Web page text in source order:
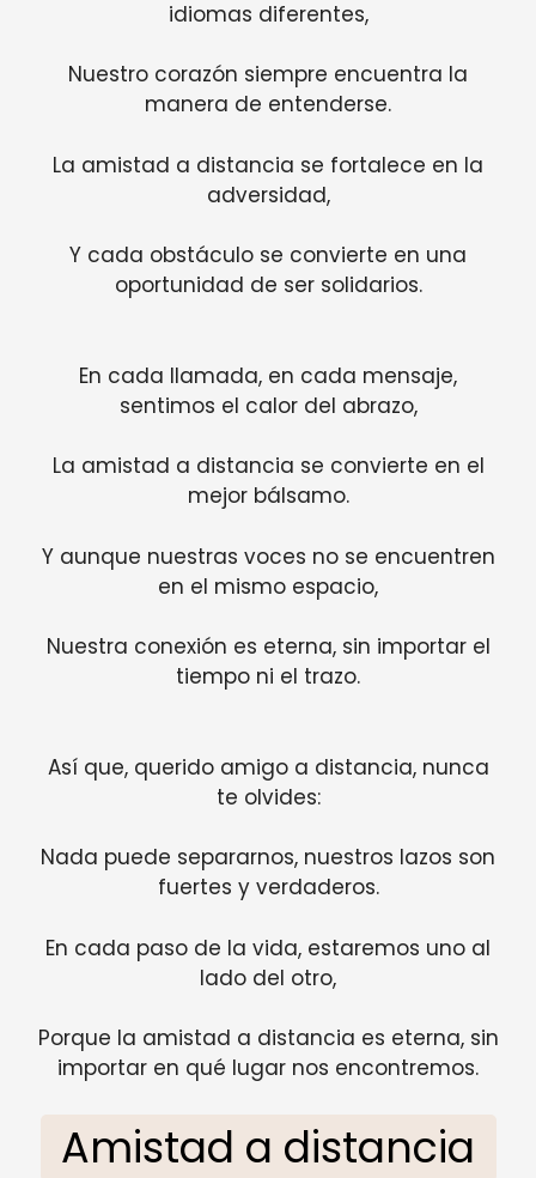
idiomas diferentes,
Nuestro corazón siempre encuentra la
manera de entenderse.
La amistad a distancia se fortalece en la
adversidad,
Y cada obstáculo se convierte en una
oportunidad de ser solidarios.
En cada llamada, en cada mensaje,
sentimos el calor del abrazo,
La amistad a distancia se convierte en el
mejor bálsamo.
Y aunque nuestras voces no se encuentren
en el mismo espacio,
Nuestra conexión es eterna, sin importar el
tiempo ni el trazo.
Así que, querido amigo a distancia, nunca
te olvides:
Nada puede separarnos, nuestros lazos son
fuertes y verdaderos.
En cada paso de la vida, estaremos uno al
lado del otro,
Porque la amistad a distancia es eterna, sin
importar en qué lugar nos encontremos.
Amistad a distancia